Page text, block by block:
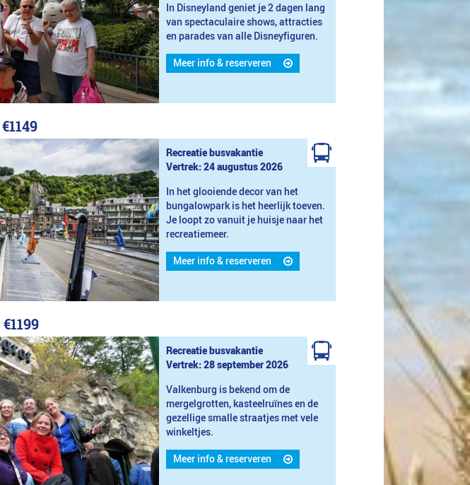
In Disneyland geniet je 2 dagen lang
van spectaculaire shows, attracties
en parades van alle Disneyfiguren.
Meer info & reserveren
€1149
Recreatie busvakantie
Vertrek: 24 augustus 2026
In het glooiende decor van het
bungalowpark is het heerlijk toeven.
Je loopt zo vanuit je huisje naar het
recreatiemeer.
Meer info & reserveren
€1199
Recreatie busvakantie
Vertrek: 28 september 2026
Valkenburg is bekend om de
mergelgrotten, kasteelruïnes en de
gezellige smalle straatjes met vele
winkeltjes.
Meer info & reserveren